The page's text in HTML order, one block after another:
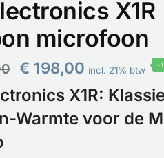
X1R
microfoon
€ 198,00 incl. 21% btw -
X1R:
Warmte voor de